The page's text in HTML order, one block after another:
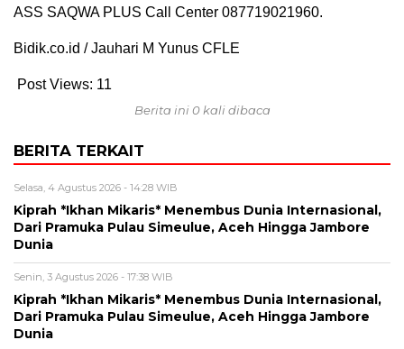
ASS SAQWA PLUS Call Center 087719021960.
Bidik.co.id / Jauhari M Yunus CFLE
Post Views: 11
Berita ini 0 kali dibaca
BERITA TERKAIT
Selasa, 4 Agustus 2026 - 14:28 WIB
Kiprah *Ikhan Mikaris* Menembus Dunia Internasional,
Dari Pramuka Pulau Simeulue, Aceh Hingga Jambore
Dunia
Senin, 3 Agustus 2026 - 17:38 WIB
Kiprah *Ikhan Mikaris* Menembus Dunia Internasional,
Dari Pramuka Pulau Simeulue, Aceh Hingga Jambore
Dunia